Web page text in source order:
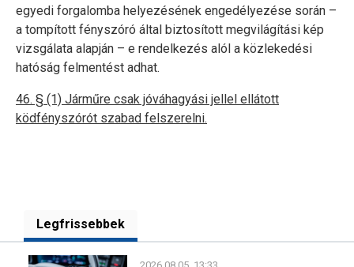
egyedi forgalomba helyezésének engedélyezése során –
a tompított fényszóró által biztosított megvilágítási kép
vizsgálata alapján – e rendelkezés alól a közlekedési
hatóság felmentést adhat.
46. § (1) Járműre csak jóváhagyási jellel ellátott
ködfényszórót szabad felszerelni.
Legfrissebbek